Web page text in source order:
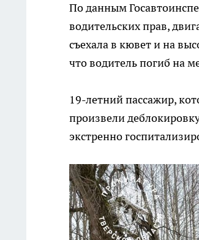
По данным
водительских прав,
съехала в кювет и на
что водитель погиб на
19-летний пассажир,
произвели
экстренно